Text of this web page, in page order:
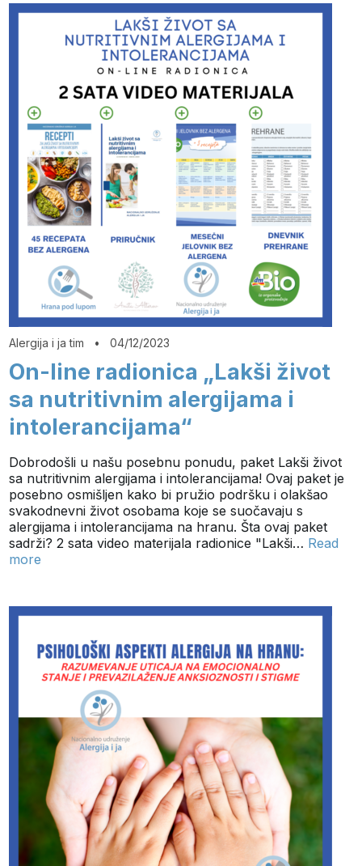
Alergija i ja tim •04/12/2023
On-line radionica „Lakši život
sa nutritivnim alergijama i
intolerancijama“
Dobrodošli u našu posebnu ponudu, paket Lakši život
sa nutritivnim alergijama i intolerancijama! Ovaj paket je
posebno osmišljen kako bi pružio podršku i olakšao
svakodnevni život osobama koje se suočavaju s
alergijama i intolerancijama na hranu. Šta ovaj paket
sadrži? 2 sata video materijala radionice "Lakši… Read
more